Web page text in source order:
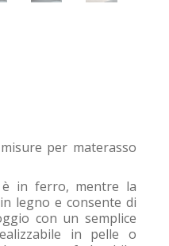
per materasso
in ferro, mentre la
legno e consente di
con un semplice
in pelle o